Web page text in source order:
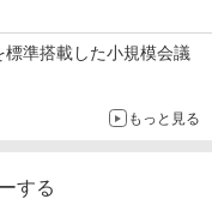
準搭載した小規模会議
もっと見る
する